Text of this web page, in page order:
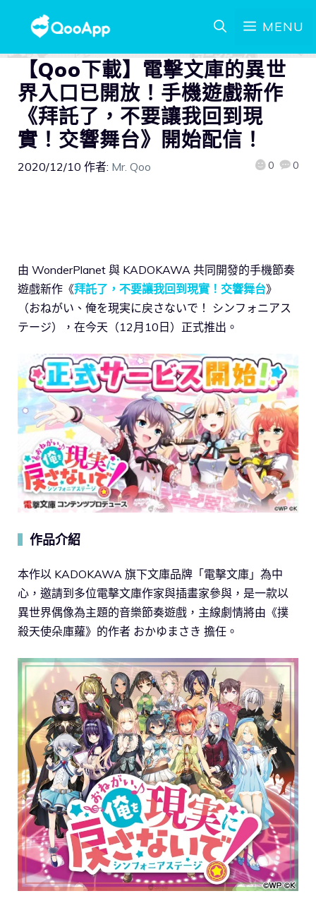
MENU
【Qoo下載】電擊文庫的異世
界入口已開放！手機遊戲新作
《拜託了，不要讓我回到現
實！交響舞台》開始配信！
2020/12/10 作者: Mr. Qoo 0 0
由 WonderPlanet 與 KADOKAWA 共同開發的手機節奏
遊戲新作《拜託了，不要讓我回到現實！交響舞台》
（おねがい、俺を現実に戻さないで！ シンフォニアス
テージ），在今天（12月10日）正式推出。
作品介紹
本作以 KADOKAWA 旗下文庫品牌「電擊文庫」為中
心，邀請到多位電擊文庫作家與插畫家參與，是一款以
異世界偶像為主題的音樂節奏遊戲，主線劇情將由《撲
殺天使朵庫蘿》的作者 おかゆまさき 擔任。